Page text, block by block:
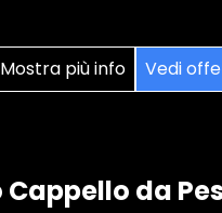
Mostra più info Vedi
Cappello da